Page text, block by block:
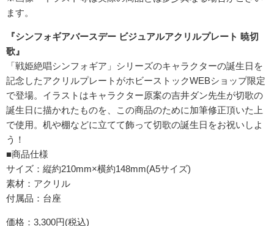
ます。
『シンフォギアバースデー ビジュアルアクリルプレート 暁切
歌』
「戦姫絶唱シンフォギア」シリーズのキャラクターの誕生日を
記念したアクリルプレートがホビーストックWEBショップ限定
で登場。イラストはキャラクター原案の吉井ダン先生が切歌の
誕生日に描かれたものを、この商品のために加筆修正頂いた上
で使用。机や棚などに立てて飾って切歌の誕生日をお祝いしよ
う！
■商品仕様
サイズ：縦約210mm×横約148mm(A5サイズ)
素材：アクリル
付属品：台座
価格：3,300円(税込)